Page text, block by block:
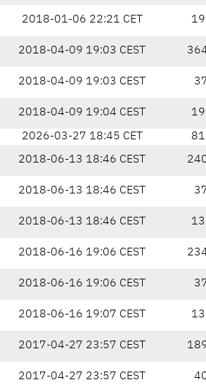
2018-01-06 22:21 CET
2018-04-09 19:03 CEST
2018-04-09 19:03 CEST
2018-04-09 19:04 CEST
2026-03-27 18:45 CET
2018-06-13 18:46 CEST
2018-06-13 18:46 CEST
2018-06-13 18:46 CEST
2018-06-16 19:06 CEST
2018-06-16 19:06 CEST
2018-06-16 19:07 CEST
2017-04-27 23:57 CEST
2017-04-27 23:57 CEST